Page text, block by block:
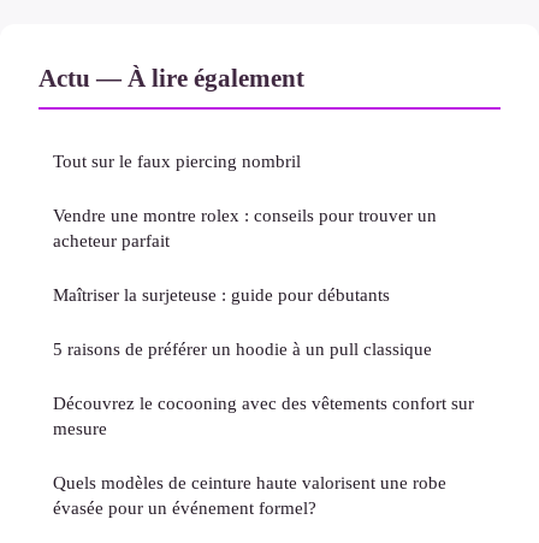
Actu — À lire également
Tout sur le faux piercing nombril
Vendre une montre rolex : conseils pour trouver un
acheteur parfait
Maîtriser la surjeteuse : guide pour débutants
5 raisons de préférer un hoodie à un pull classique
Découvrez le cocooning avec des vêtements confort sur
mesure
Quels modèles de ceinture haute valorisent une robe
évasée pour un événement formel?